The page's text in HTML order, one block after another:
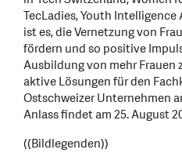
TecLadies, Youth Intelligence
ist es, die Vernetzung von
fördern und so positive
Ausbildung von mehr Frauen
aktive Lösungen für den
Ostschweizer Unternehmen
Anlass findet am 25. August
((Bildlegenden))